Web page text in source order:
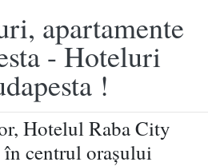
apartamente
- Hoteluri
!
Hotelul Raba City
centrul oraşului